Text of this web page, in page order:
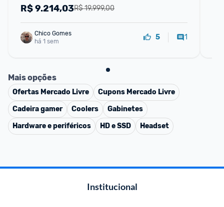
R$ 19.999,00
R$9.214,03
Chico Gomes
há 1 sem
5 1
Mais opções
Ofertas Mercado Livre Cupons Mercado Livre
Cadeira gamer
Coolers
Gabinetes
Hardware e periféricos
HD e SSD Headset
Institucional